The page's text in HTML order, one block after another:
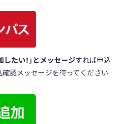
したい！」とメッセージすれば申込
認メッセージを待ってください